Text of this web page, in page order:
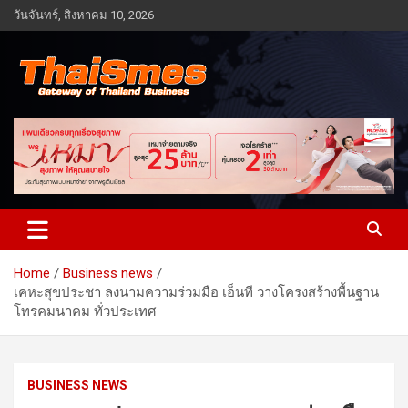
Skip
to
วันจันทร์, สิงหาคม 10, 2026
Thaismes
Home
Business news
เคหะสุขประชา ลงนามความร่วมมือ เอ็นที วางโครงสร้างพื้นฐาน
โทรคมนาคม ทั่วประเทศ
BUSINESS NEWS